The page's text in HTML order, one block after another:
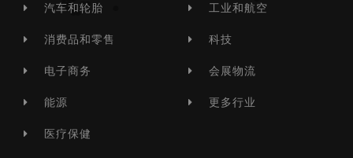
汽车和轮胎
消费品和零售
电子商务
能源
医疗保健
工业和航空
科技
会展物流
更多行业